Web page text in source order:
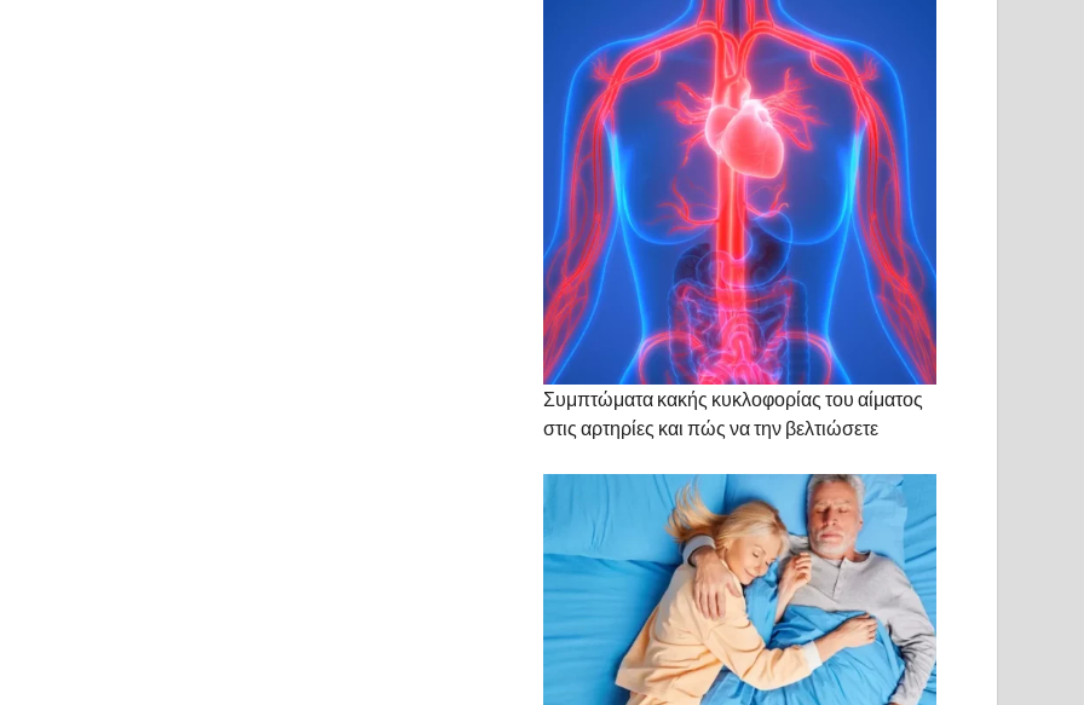
Συμπτώματα κακής κυκλοφορίας του αίματος
στις αρτηρίες και πώς να την βελτιώσετε